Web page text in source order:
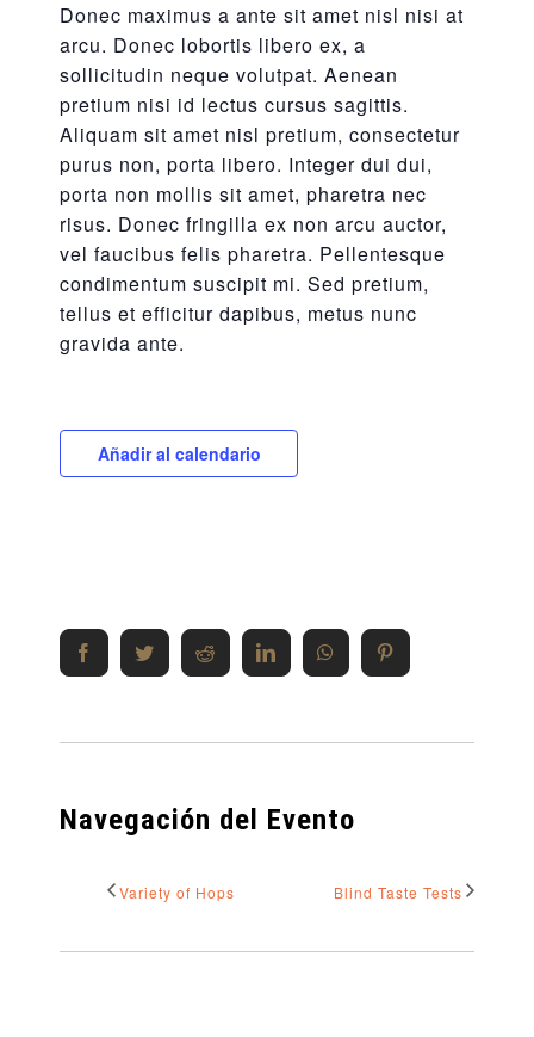
Donec maximus a ante sit amet nisl nisi at
arcu. Donec lobortis libero ex, a
sollicitudin neque volutpat. Aenean
pretium nisi id lectus cursus sagittis.
Aliquam sit amet nisl pretium, consectetur
purus non, porta libero. Integer dui dui,
porta non mollis sit amet, pharetra nec
risus. Donec fringilla ex non arcu auctor,
vel faucibus felis pharetra. Pellentesque
condimentum suscipit mi. Sed pretium,
tellus et efficitur dapibus, metus nunc
gravida ante.
Añadir al calendario
FacebookTwitter Reddit LinkedInWhatsApp
Navegación del Evento
Variety of Hops Blind Taste Tests